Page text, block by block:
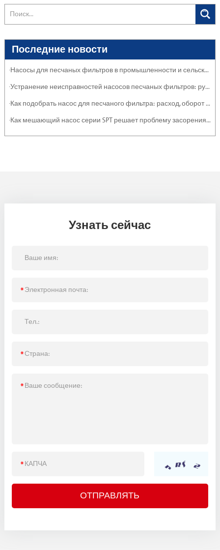
Последние новости
·Насосы для песчаных фильтров в промышленности и сельском хозяйстве: защита систем
·Устранение неисправностей насосов песчаных фильтров: руководство по обслуживанию
·Как подобрать насос для песчаного фильтра: расход, оборот и эффективность
·Как мешающий насос серии SPT решает проблему засорения тяжелыми отложениями и суспензиями
Узнать сейчас